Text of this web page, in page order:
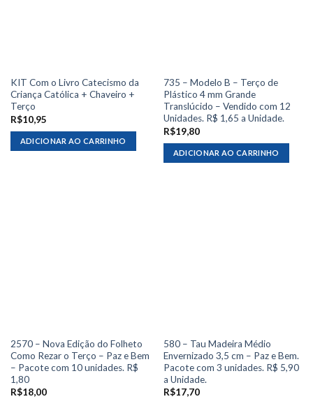
KIT Com o Livro Catecismo da
Criança Católica + Chaveiro +
Terço
R$10,95
ADICIONAR AO CARRINHO
735 – Modelo B – Terço de
Plástico 4 mm Grande
Translúcido – Vendido com 12
Unidades. R$ 1,65 a Unidade.
R$19,80
ADICIONAR AO CARRINHO
2570 – Nova Edição do Folheto
Como Rezar o Terço – Paz e Bem
– Pacote com 10 unidades. R$
1,80
R$18,00
580 – Tau Madeira Médio
Envernizado 3,5 cm – Paz e Bem.
Pacote com 3 unidades. R$ 5,90
a Unidade.
R$17,70